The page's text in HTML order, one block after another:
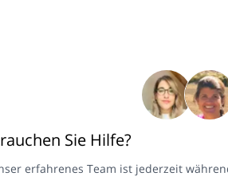
Sie Hilfe?
erfahrenes Team ist jederzeit